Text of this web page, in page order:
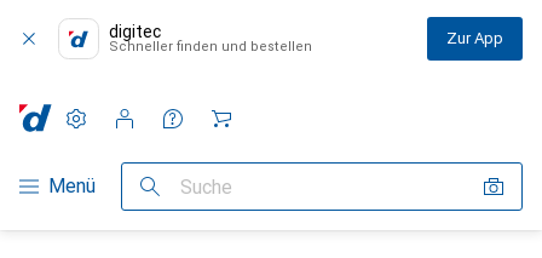
digitec
Schneller finden und bestellen Zur App
Navigation nach Kategorien
Menü Suche
Einstellungen
Kundenkonto
Vergleichslisten
Merklisten
Warenkorb